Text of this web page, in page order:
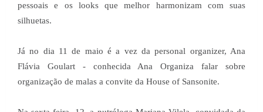
pessoais e os looks que melhor harmonizam com suas
silhuetas.
Já no dia 11 de maio é a vez da personal organizer, Ana
Flávia Goulart - conhecida Ana Organiza falar sobre
organização de malas a convite da House of Sansonite.